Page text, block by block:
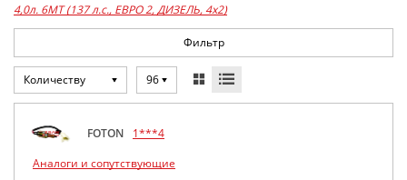
4,0л. 6MT (137 л.с., ЕВРО 2, ДИЗЕЛЬ, 4x2)
Фильтр
Количеству 96
FOTON
1***4
Аналоги и сопутствующие